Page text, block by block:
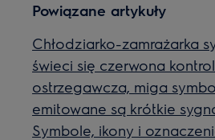
Powiązane artykuły
Chłodziarko-zamrażarka
świeci się czerwona
ostrzegawcza, miga
emitowane są krótkie
Symbole, ikony i